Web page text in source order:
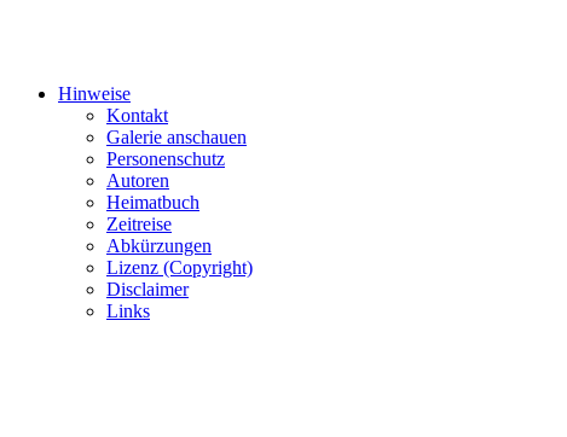
Hinweise
Kontakt
Galerie anschauen
Personenschutz
Autoren
Heimatbuch
Zeitreise
Abkürzungen
Lizenz (Copyright)
Disclaimer
Links